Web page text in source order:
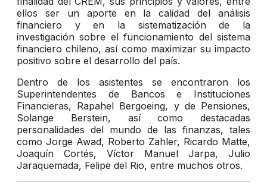
ellos ser un aporte en la calidad del análisis
financiero y en la sistematización de la
investigación sobre el funcionamiento del sistema
financiero chileno, así como maximizar su impacto
positivo sobre el desarrollo del país.
Dentro de los asistentes se encontraron los
Superintendentes de Bancos e Instituciones
Financieras, Rapahel Bergoeing, y de Pensiones,
Solange Berstein, así como destacadas
personalidades del mundo de las finanzas, tales
como Jorge Awad, Roberto Zahler, Ricardo Matte,
Joaquín Cortés, Víctor Manuel Jarpa, Julio
Jaraquemada, Felipe del Rio, entre muchos otros.